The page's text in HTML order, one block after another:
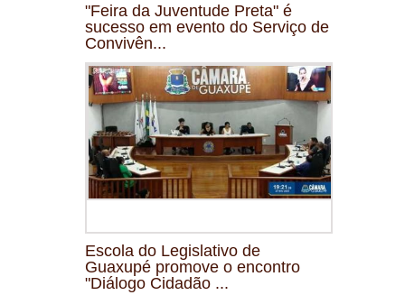
"Feira da Juventude Preta" é
sucesso em evento do Serviço de
Convivên...
Escola do Legislativo de
Guaxupé promove o encontro
"Diálogo Cidadão ...